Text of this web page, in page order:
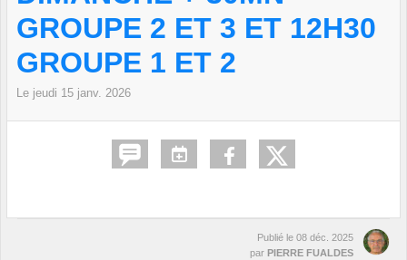
GROUPE 2 ET 3 ET 12H30
GROUPE 1 ET 2
Le jeudi 15 janv. 2026
Publié le 08 déc. 2025
par PIERRE FUALDES